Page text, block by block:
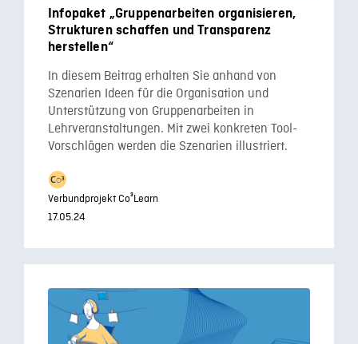
Infopaket „Gruppenarbeiten organisieren,
Strukturen schaffen und Transparenz
herstellen“
In diesem Beitrag erhalten Sie anhand von
Szenarien Ideen für die Organisation und
Unterstützung von Gruppenarbeiten in
Lehrveranstaltungen. Mit zwei konkreten Tool-
Vorschlägen werden die Szenarien illustriert.
Verbundprojekt Co³Learn
17.05.24